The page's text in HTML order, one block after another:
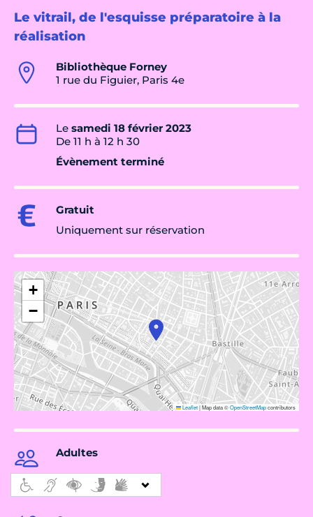
Le vitrail, de l'esquisse préparatoire à la
réalisation
Bibliothèque Forney
1 rue du Figuier, Paris 4e
Le samedi 18 février 2023
De 11 h à 12 h 30
Évènement terminé
Gratuit
Uniquement sur réservation
+
−
Leaflet|Map data ©OpenStreetMapcontributors
Adultes